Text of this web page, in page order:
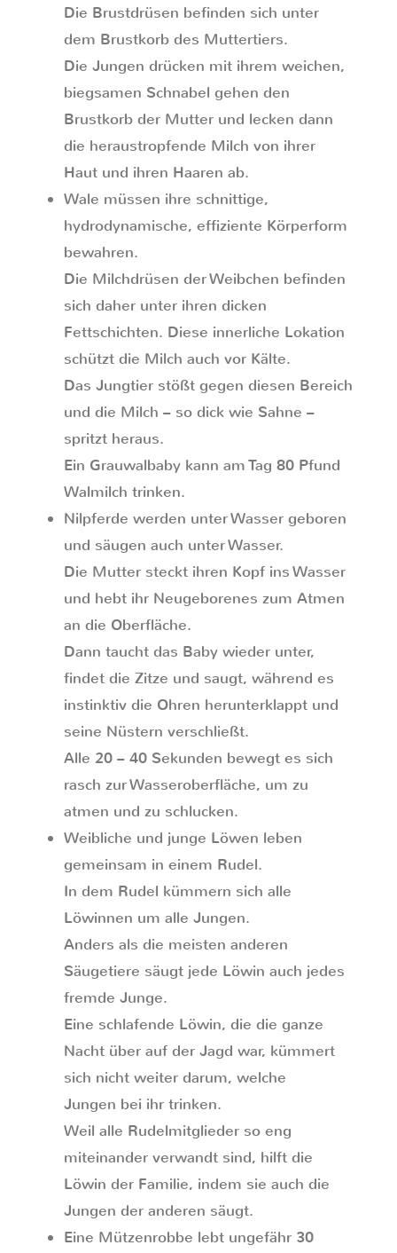
Die Brustdrüsen befinden sich unter
dem Brustkorb des Muttertiers.
Die Jungen drücken mit ihrem weichen,
biegsamen Schnabel gehen den
Brustkorb der Mutter und lecken dann
die heraustropfende Milch von ihrer
Haut und ihren Haaren ab.
Wale müssen ihre schnittige,
hydrodynamische, effiziente Körperform
bewahren.
Die Milchdrüsen der Weibchen befinden
sich daher unter ihren dicken
Fettschichten. Diese innerliche Lokation
schützt die Milch auch vor Kälte.
Das Jungtier stößt gegen diesen Bereich
und die Milch – so dick wie Sahne –
spritzt heraus.
Ein Grauwalbaby kann am Tag 80 Pfund
Walmilch trinken.
Nilpferde werden unter Wasser geboren
und säugen auch unter Wasser.
Die Mutter steckt ihren Kopf ins Wasser
und hebt ihr Neugeborenes zum Atmen
an die Oberfläche.
Dann taucht das Baby wieder unter,
findet die Zitze und saugt, während es
instinktiv die Ohren herunterklappt und
seine Nüstern verschließt.
Alle 20 – 40 Sekunden bewegt es sich
rasch zur Wasseroberfläche, um zu
atmen und zu schlucken.
Weibliche und junge Löwen leben
gemeinsam in einem Rudel.
In dem Rudel kümmern sich alle
Löwinnen um alle Jungen.
Anders als die meisten anderen
Säugetiere säugt jede Löwin auch jedes
fremde Junge.
Eine schlafende Löwin, die die ganze
Nacht über auf der Jagd war, kümmert
sich nicht weiter darum, welche
Jungen bei ihr trinken.
Weil alle Rudelmitglieder so eng
miteinander verwandt sind, hilft die
Löwin der Familie, indem sie auch die
Jungen der anderen säugt.
Eine Mützenrobbe lebt ungefähr 30